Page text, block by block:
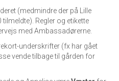
(medmindre der på Lille
tilmeldte). Regler og etikette
med Ambassadørerne.
underskrifter (fx har gået
vende tilbage til gården for